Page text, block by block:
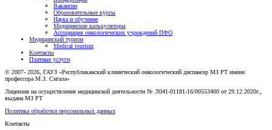
Вакансии
Образовательные курсы
Наука и обучение
Медицинские калькуляторы
Ассоциация oнкологических учреждений ПФО
Медицинский туризм
Medical tourism
Контакты
Платные услуги
© 2007- 2026, ГАУЗ «Республиканский клинический онкологический диспансер МЗ РТ имени
профессора М.З. Сигала»
Лицензия на осуществление медицинской деятельности № Л041-01181-16/00553400 от 29.12.2020г.,
выдана МЗ РТ
Политика обработки персональных данных
Контакты